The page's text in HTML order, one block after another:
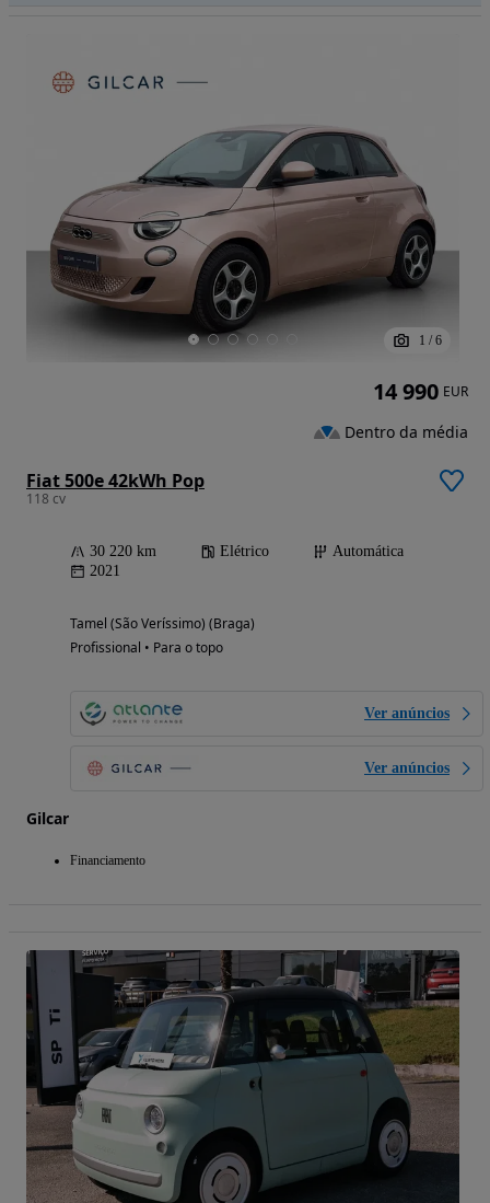
1 / 6
Fiat 500e 42kWh Pop
118 cv
30 220 km Elétrico
Automática
2021
Tamel (São Veríssimo) (Braga)
Profissional • Para o topo
Ver anúncios
Ver anúncios
Gilcar
Financiamento
14 990 EUR
Dentro da média